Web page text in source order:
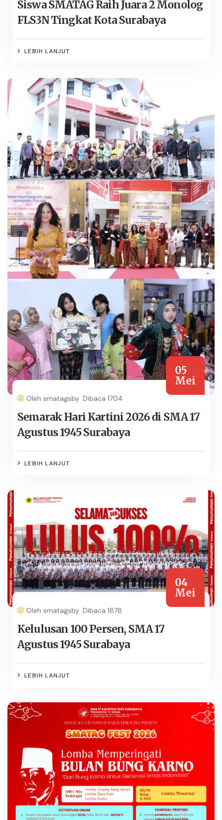
Siswa SMATAG Raih Juara 2 Monolog
FLS3N Tingkat Kota Surabaya
LEBIH LANJUT
05
Mei
Oleh smatagsby Dibaca 1704
Semarak Hari Kartini 2026 di SMA 17
Agustus 1945 Surabaya
LEBIH LANJUT
04
Mei
Oleh smatagsby Dibaca 1878
Kelulusan 100 Persen, SMA 17
Agustus 1945 Surabaya
LEBIH LANJUT